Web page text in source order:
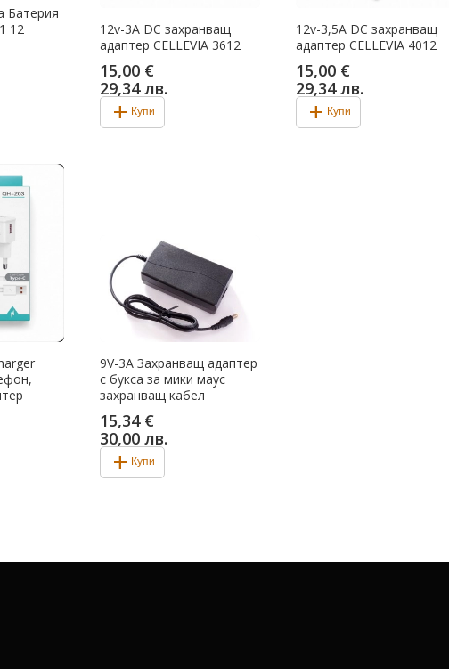
Батерия
12
12v-3A DC захранващ
адаптер CELLEVIA 3612
15,00 €
29,34 лв.
add Купи
12v-3,5A DC захранващ
адаптер CELLEVIA 4012
15,00 €
29,34 лв.
add Купи
9V-3A Захранващ адаптер
с букса за мики маус
захранващ кабел
15,34 €
30,00 лв.
add Купи